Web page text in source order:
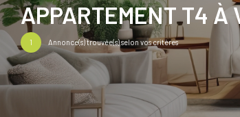
APPARTEMENT T4 À
1 Annonce(s) trouvée(s) selon vos critères